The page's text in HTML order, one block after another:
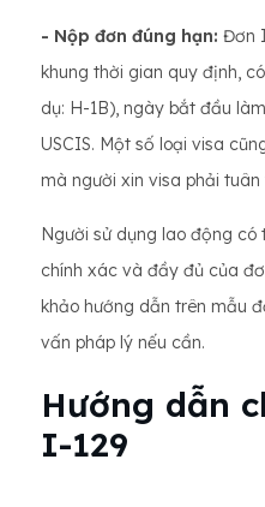
- Nộp đơn đúng hạn: Đơn
khung thời gian quy định,
dụ: H-1B), ngày bắt đầu
USCIS. Một số loại visa
mà người xin visa phải tuân
Người sử dụng lao động
chính xác và đầy đủ của
khảo hướng dẫn trên mẫu
vấn pháp lý nếu cần.
Hướng dẫn
I-129